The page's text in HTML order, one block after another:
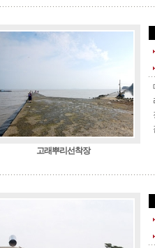
고래뿌리선착장